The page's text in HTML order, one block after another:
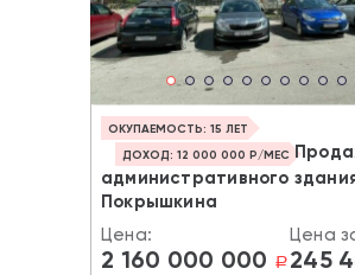
ОКУПАЕМОСТЬ: 15 ЛЕТ
ДОХОД: 12 000 000 Р/МЕС
административного
Покрышкина
Цена:
2 160 000 000 a
Цена
245